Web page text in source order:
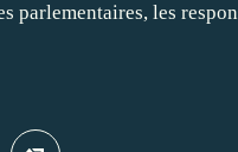
parlementaires, les